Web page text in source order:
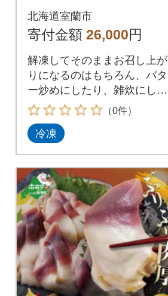
ッキ貝の炊き込みご
飯のおにぎり(冷凍)5
北海道室蘭市
寄付金額 26,000円
解凍してそのままお召し上が
りになるのはもちろん、バタ
ー炒めにしたり、雑炊にした
りとアレンジ自在!
（0件）
冷凍